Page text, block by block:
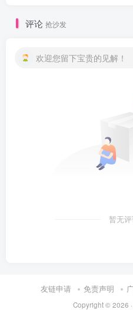
评论 抢沙发
欢迎您留下宝贵的见解！
暂无
友链申请 免责声明
Copyright © 2026 ·